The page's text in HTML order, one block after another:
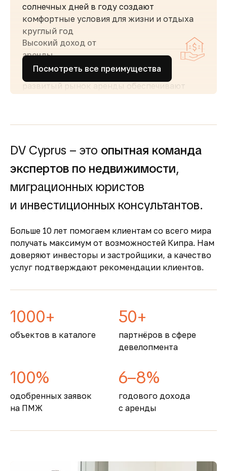
солнечных дней в году создают
комфортные условия для жизни и отдыха
круглый год
Высокий доход от
аренды
Стабильный туристический поток и
развитый рынок аренды обеспечивают
Простота покупки и
Покупка недвижимости на Кипре
сопровождается понятными юридическими
процедурами и минимальной бюрократией,
что делает процесс быстрым и безопасным
Безопасность и качество
Кипр входит в число самых безопасных
стран Европы, предлагая развитую
инфраструктуру, качественную медицину и
образование
Посмотреть все преимущества
DV Cyprus – это опытная команда
экспертов по недвижимости,
миграционных юристов
и инвестиционных консультантов.
Больше 10 лет помогаем клиентам со всего мира
получать максимум от возможностей Кипра. Нам
доверяют инвесторы и застройщики, а качество
услуг подтверждают рекомендации клиентов.
1000+
объектов в каталоге
50+
партнёров в сфере
девелопмента
100%
одобренных заявок
на ПМЖ
6–8%
годового дохода
с аренды